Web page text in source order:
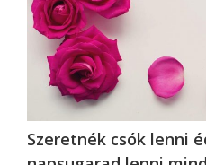
Szeretnék csók lenni